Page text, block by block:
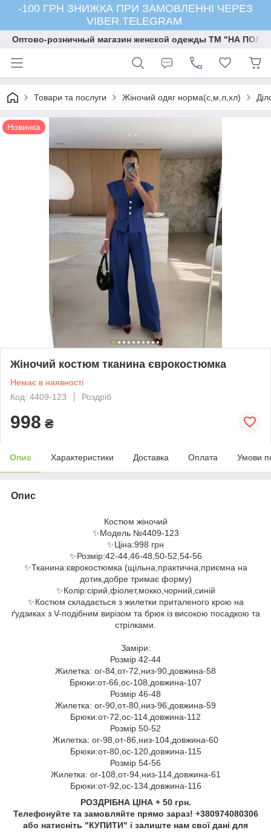
-100 ГРН ЗНИЖКА ПРИ ЗАМОВЛЕННІ ЧЕРЕЗ
VIBER.TELEGRAM
Оптово-розничный магазин женской одежды ТМ "НА
Товари та послуги Жіночий одяг норма(с,м,л,хл)
Новинка
Жіночий костюм тканина єврокостюмка
Немає в наявності
Код: 4409-123
Роздріб
998 ₴
Опис Характеристики Доставка Оплата Умови
Опис
Костюм жіночий
✨Модель №4409-123
✨Ціна:998 грн
✨Розмір:42-44,46-48,50-52,54-56
✨Тканина:єврокостюмка (щільна,практична,приємна на
дотик,добре тримає форму)
✨Колір:сірий,фіолет,мокко,чорний,синій
✨Костюм складається з жилетки приталеного крою на
ґудзиках з V-подібним вирізом та брюк із високою посадкою та
стрілками.
Заміри:
Розмір 42-44
Жилетка: ог-84,от-72,низ-90,довжина-58
Брюки:от-66,ос-108,довжина-107
Розмір 46-48
Жилетка: ог-90,от-80,низ-96,довжина-59
Брюки:от-72,ос-114,довжина-112
Розмір 50-52
Жилетка: ог-98,от-86,низ-104,довжина-60
Брюки:от-80,ос-120,довжина-115
Розмір 54-56
Жилетка: ог-108,от-94,низ-114,довжина-61
Брюки:от-92,ос-134,довжина-116
РОЗДРІБНА ЦІНА + 50 грн.
Телефонуйте та замовляйте прямо зараз! +380974080306
або натисніть "КУПИТИ" і залиште нам свої дані для